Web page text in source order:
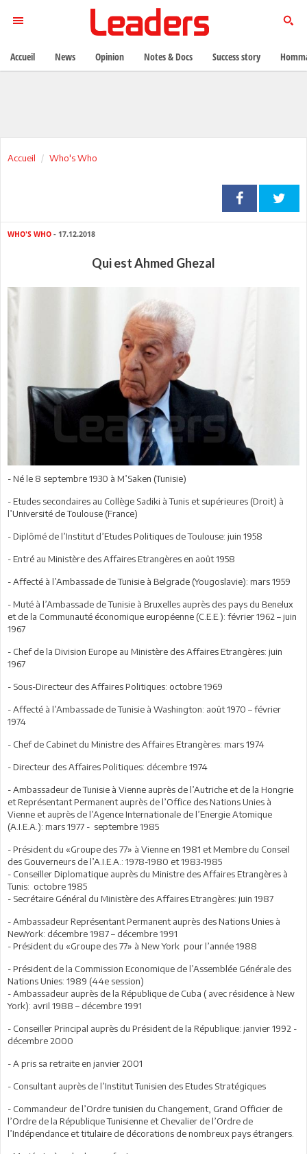
Accueil Who's Who
WHO'S WHO - 17.12.2018
Qui est Ahmed Ghezal
- Né le 8 septembre 1930 à M’Saken (Tunisie)
- Etudes secondaires au Collège Sadiki à Tunis et supérieures (Droit) à
l’Université de Toulouse (France)
- Diplômé de l’Institut d’Etudes Politiques de Toulouse: juin 1958
- Entré au Ministère des Affaires Etrangères en août 1958
- Affecté à l’Ambassade de Tunisie à Belgrade (Yougoslavie): mars 1959
- Muté à l’Ambassade de Tunisie à Bruxelles auprès des pays du Benelux
et de la Communauté économique européenne (C.E.E.): février 1962 – juin
1967
- Chef de la Division Europe au Ministère des Affaires Etrangères: juin
1967
- Sous-Directeur des Affaires Politiques: octobre 1969
- Affecté à l’Ambassade de Tunisie à Washington: août 1970 – février
1974
- Chef de Cabinet du Ministre des Affaires Etrangères: mars 1974
- Directeur des Affaires Politiques: décembre 1974
- Ambassadeur de Tunisie à Vienne auprès de l’Autriche et de la Hongrie
et Représentant Permanent auprès de l’Office des Nations Unies à
Vienne et auprès de l’Agence Internationale de l’Energie Atomique
(A.I.E.A.): mars 1977 - septembre 1985
- Président du «Groupe des 77» à Vienne en 1981 et Membre du Conseil
des Gouverneurs de l’A.I.E.A.: 1978-1980 et 1983-1985
- Conseiller Diplomatique auprès du Ministre des Affaires Etrangères à
Tunis: octobre 1985
- Secrétaire Général du Ministère des Affaires Etrangères: juin 1987
- Ambassadeur Représentant Permanent auprès des Nations Unies à
NewYork: décembre 1987 – décembre 1991
- Président du «Groupe des 77» à New York pour l’année 1988
- Président de la Commission Economique de l’Assemblée Générale des
Nations Unies: 1989 (44e session)
- Ambassadeur auprès de la République de Cuba ( avec résidence à New
York): avril 1988 – décembre 1991
- Conseiller Principal auprès du Président de la République: janvier 1992 -
décembre 2000
- A pris sa retraite en janvier 2001
- Consultant auprès de l’Institut Tunisien des Etudes Stratégiques
- Commandeur de l’Ordre tunisien du Changement, Grand Officier de
l’Ordre de la République Tunisienne et Chevalier de l’Ordre de
l’Indépendance et titulaire de décorations de nombreux pays étrangers.
Accueil News Opinion Notes & Docs Success story